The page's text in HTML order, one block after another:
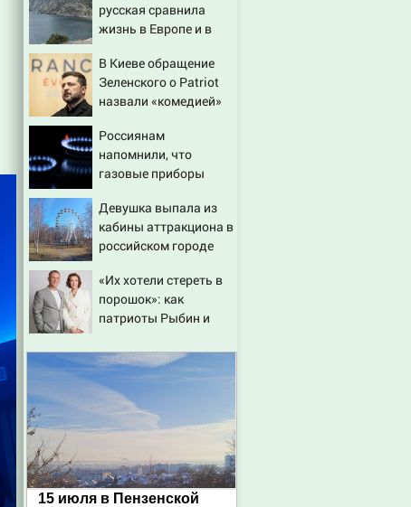
русская сравнила
жизнь в Европе и в
В Киеве обращение
Зеленского о Patriot
назвали «комедией»
Россиянам
напомнили, что
газовые приборы
ремонтировать
самостоятельно
Девушка выпала из
кабины аттракциона в
российском городе
«Их хотели стереть в
порошок»: как
патриоты Рыбин и
вызов «гнилому шоу-
15 июля в Пензенской